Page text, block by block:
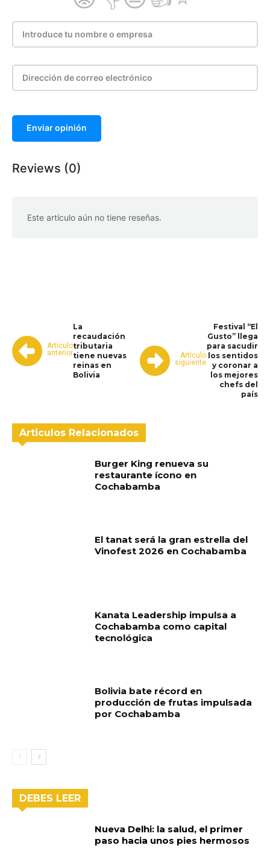
Enviar opinión
Reviews (0)
Este artículo aún no tiene reseñas.
Artículo
anterior
La
recaudación
tributaria
tiene nuevas
reinas en
Bolivia
Artículo
siguiente
Festival “El
Gusto” llega
para sacudir
los sentidos
y coronar a
los mejores
chefs del
país
Articulos Relacionados
Burger King renueva su
restaurante ícono en
Cochabamba
El tanat será la gran estrella del
Vinofest 2026 en Cochabamba
Kanata Leadership impulsa a
Cochabamba como capital
tecnológica
Bolivia bate récord en
producción de frutas impulsada
por Cochabamba
DEBES LEER
Nueva Delhi: la salud, el primer
paso hacia unos pies hermosos